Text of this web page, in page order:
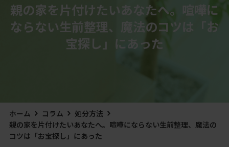
親の家を片付けたいあなたへ。喧嘩に
ならない生前整理、魔法のコツは「お
宝探し」にあった
ホーム コラム
処分方法
親の家を片付けたいあなたへ。喧嘩にならない生前整理、魔法の
コツは「お宝探し」にあった